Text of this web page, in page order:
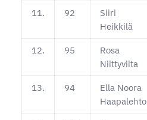
11. 92
Siiri
Heikkilä
12. 95
Rosa
Niittyviita
13. 94
Ella Noora
Haapalehto